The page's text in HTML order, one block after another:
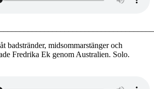
badstränder, midsommarstänger och
Fredrika Ek genom Australien. Solo.